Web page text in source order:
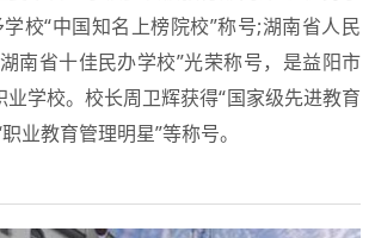
校“中国知名上榜院校”称号;湖南省人民
南省十佳民办学校”光荣称号，是益阳市
学校。校长周卫辉获得“国家级先进教育
业教育管理明星”等称号。